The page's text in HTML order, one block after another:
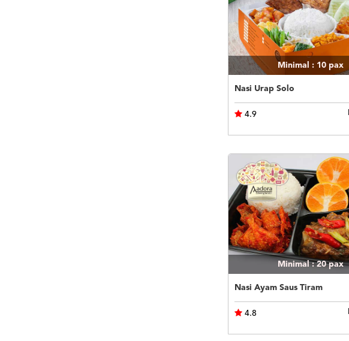
Minimal : 10 pax
Nasi Urap Solo
4.9
Minimal : 20pax
Nasi Ayam Saus Tiram
4.8